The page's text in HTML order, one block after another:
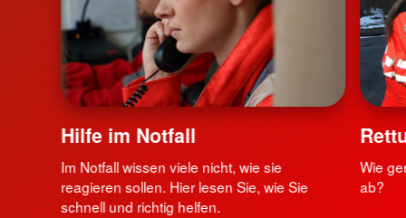
Hilfe im Notfall
Im Notfall wissen viele nicht, wie sie
reagieren sollen. Hier lesen Sie, wie Sie
schnell und richtig helfen.
Wie
ab?